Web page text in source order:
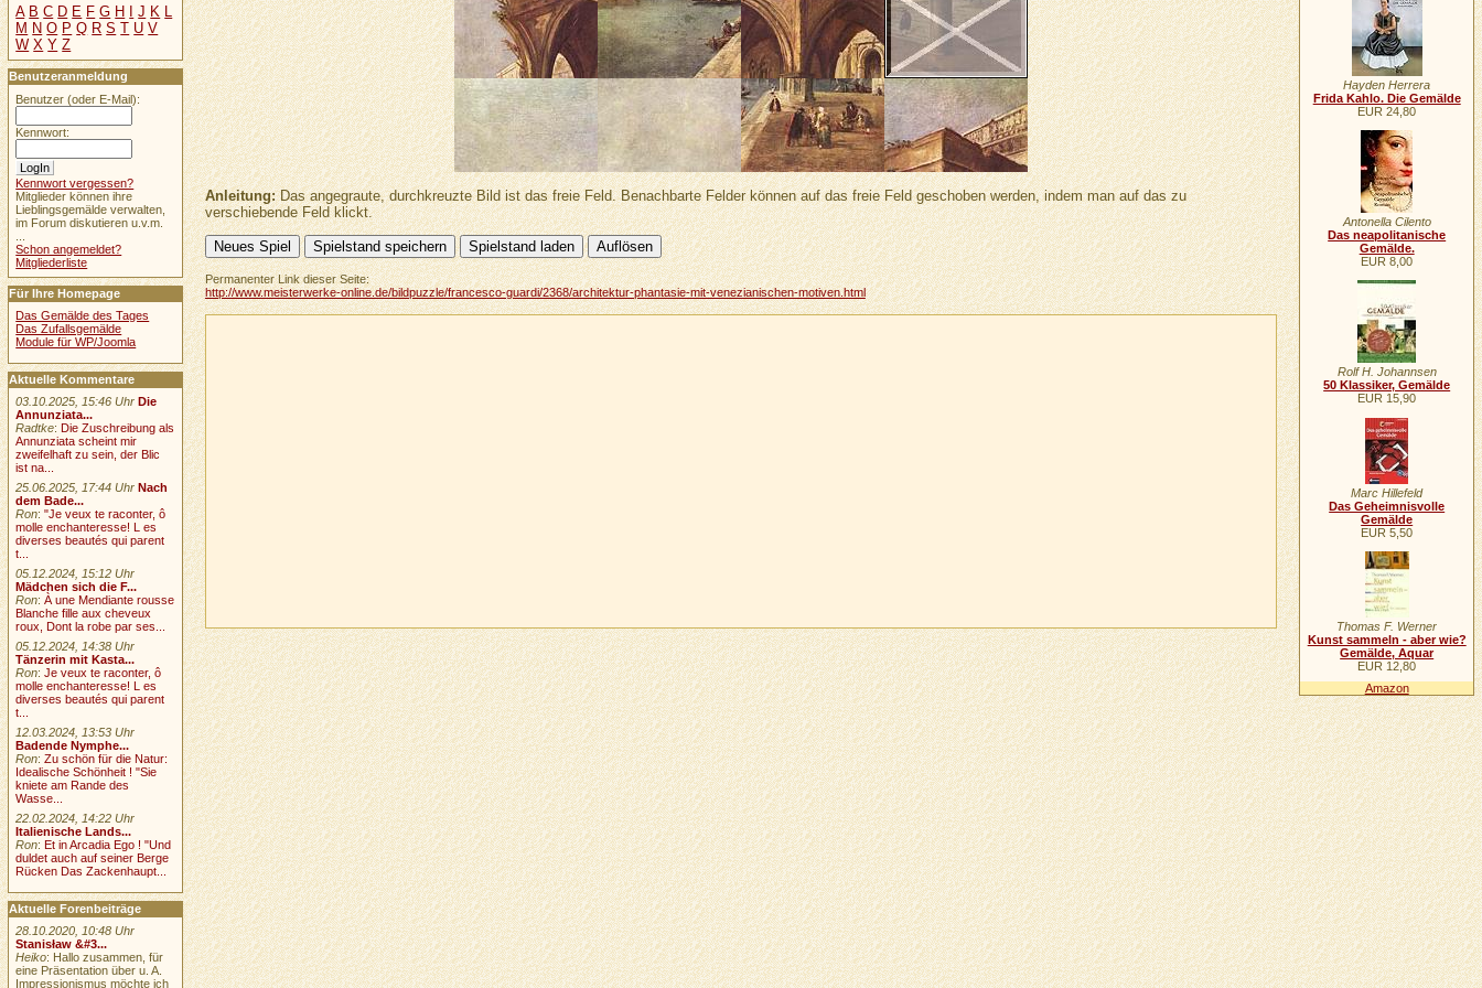
Anleitung:Das angegraute, durchkreuzte Bild ist das freie Feld. Benachbarte Felder können auf das freie Feld geschoben werden, indem man auf das zu
verschiebende Feld klickt.
Permanenter Link dieser Seite:
http://www.meisterwerke-online.de/bildpuzzle/francesco-guardi/2368/architektur-phantasie-mit-venezianischen-motiven.html
A B C D E F G H I J K L
M N O P Q R S T U V
W X Y Z
Benutzeranmeldung
Benutzer (oder E-Mail):
Kennwort:
Kennwort vergessen?
Mitglieder können ihre
Lieblingsgemälde verwalten,
im Forum diskutieren u.v.m.
Schon angemeldet?
Mitgliederliste
Für Ihre Homepage
Das Gemälde des Tages
Das Zufallsgemälde
Module für WP/Joomla
Aktuelle Kommentare
03.10.2025, 15:46 Uhr Die
Annunziata...
Radtke: Die Zuschreibung als
Annunziata scheint mir
zweifelhaft zu sein, der Blic
ist na...
25.06.2025, 17:44 Uhr Nach
dem Bade...
Ron:"Je veux te raconter, ô
molle enchanteresse! L es
diverses beautés qui parent
t...
05.12.2024, 15:12 Uhr
Mädchen sich die F...
Ron:À une Mendiante rousse
Blanche fille aux cheveux
roux, Dont la robe par ses...
05.12.2024, 14:38 Uhr
Tänzerin mit Kasta...
Ron:Je veux te raconter, ô
molle enchanteresse! L es
diverses beautés qui parent
t...
12.03.2024, 13:53 Uhr
Badende Nymphe...
Ron:Zu schön für die Natur:
Idealische Schönheit ! "Sie
kniete am Rande des
Wasse...
22.02.2024, 14:22 Uhr
Italienische Lands...
Ron:Et in Arcadia Ego ! "Und
duldet auch auf seiner Berge
Rücken Das Zackenhaupt...
Aktuelle Forenbeiträge
28.10.2020, 10:48 Uhr
Stanisław &#3...
Heiko: Hallo zusammen, für
eine Präsentation über u. A.
Impressionismus möchte ich
Hayden Herrera
Frida Kahlo. Die Gemälde
EUR 24,80
Antonella Cilento
Das neapolitanische
Gemälde.
EUR 8,00
Rolf H. Johannsen
50 Klassiker, Gemälde
EUR 15,90
Marc Hillefeld
Das Geheimnisvolle
Gemälde
EUR 5,50
Thomas F. Werner
Kunst sammeln - aber wie?
Gemälde, Aquar
EUR 12,80
Amazon